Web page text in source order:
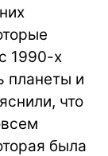
1990-х
планеты и
что
была